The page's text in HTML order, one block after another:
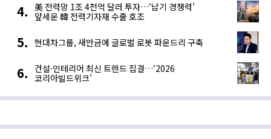
美 전력망 1조 4천억 달러 투자…‘납기 경쟁력’
앞세운 韓 전력기자재 수출 호조
현대차그룹, 새만금에 글로벌 로봇 파운드리 구축
건설·인테리어 최신 트렌드 집결…‘2026
코리아빌드위크’